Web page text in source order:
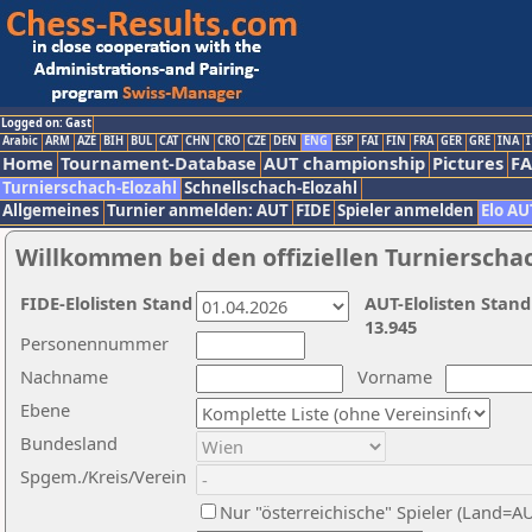
Logged on: Gast
Arabic ARM AZE BIH BUL CAT CHN CRO CZE DEN ENG ESP FAI FIN FRA GER GRE INA
Home Tournament-Database AUT championship Pictures
Turnierschach-Elozahl Schnellschach-Elozahl
Allgemeines Turnier anmelden: AUT FIDE Spieler anmelden Elo
Willkommen bei den offiziellen
Nachname
Vorname
Ebene
Personennummer
Bundesland
Spgem./Kreis/Verein
Nur "österreichische" Spieler
AUT-Elolisten
13.945
FIDE-Elolisten Stand